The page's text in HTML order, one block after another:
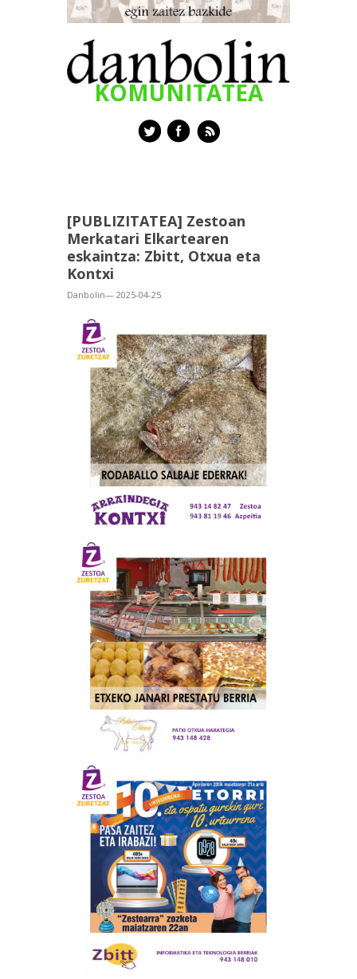
KOMUNITATEA
[PUBLIZITATEA] Zestoan
Merkatari Elkartearen
eskaintza: Zbitt, Otxua eta
Kontxi
Danbolin— 2025-04-25